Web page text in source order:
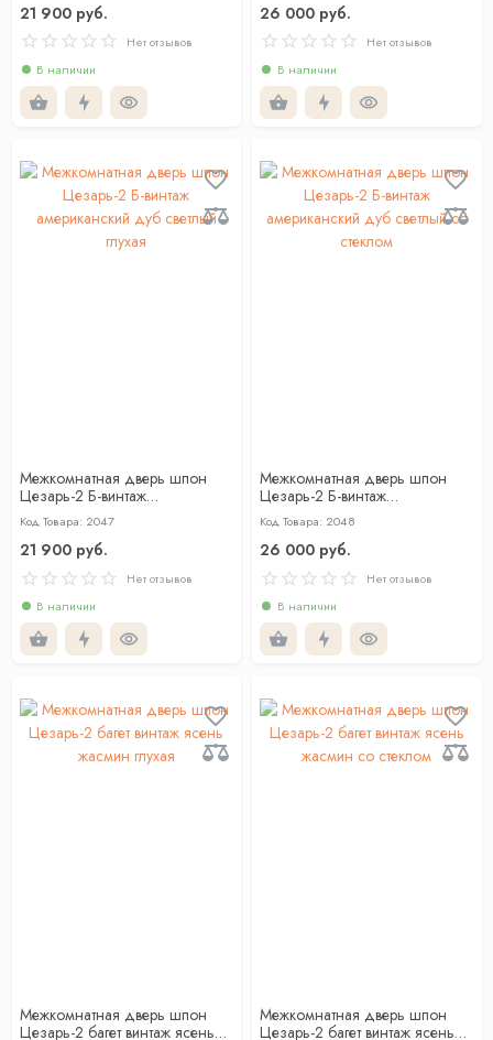
21 900 руб.
Нет отзывов
В наличии
26 000 руб.
Нет отзывов
В наличии
Межкомнатная дверь шпон
Цезарь-2 Б-винтаж
американский дуб светлый
глухая
Код Товара: 2047
21 900 руб.
Нет отзывов
В наличии
Межкомнатная дверь шпон
Цезарь-2 Б-винтаж
американский дуб светлый со
стеклом
Код Товара: 2048
26 000 руб.
Нет отзывов
В наличии
Межкомнатная дверь шпон
Цезарь-2 багет винтаж ясень
Межкомнатная дверь шпон
Цезарь-2 багет винтаж ясень